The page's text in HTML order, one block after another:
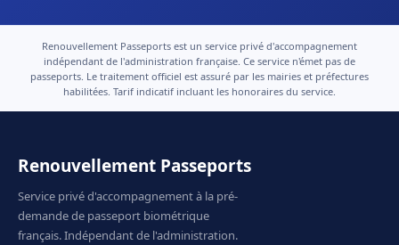
Renouvellement Passeports est un service privé d'accompagnement
indépendant de l'administration française. Ce service n'émet pas de
passeports. Le traitement officiel est assuré par les mairies et préfectures
habilitées. Tarif indicatif incluant les honoraires du service.
Renouvellement Passeports
Service privé d'accompagnement à la pré-
demande de passeport biométrique
français. Indépendant de l'administration.